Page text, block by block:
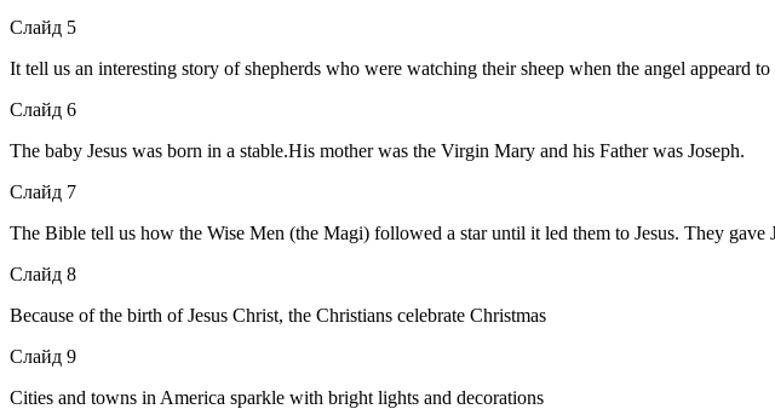
Слайд 5
It tell us an interesting story of shepherds who were watching their sheep when the angel appeard
Слайд 6
The baby Jesus was born in a stable.His mother was the Virgin Mary and his Father was Joseph.
Слайд 7
The Bible tell us how the Wise Men (the Magi) followed a star until it led them to Jesus. They gave
Слайд 8
Because of the birth of Jesus Christ, the Christians celebrate Christmas
Слайд 9
Cities and towns in America sparkle with bright lights and decorations